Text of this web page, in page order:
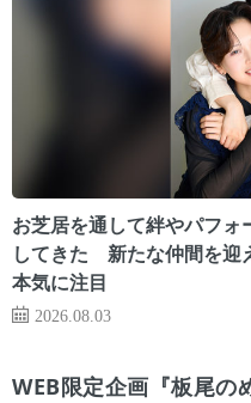
お芝居を通して絆やパフ
してきた 新たな仲間を迎
本気に注目
2026.08.03
WEB限定企画『板尾